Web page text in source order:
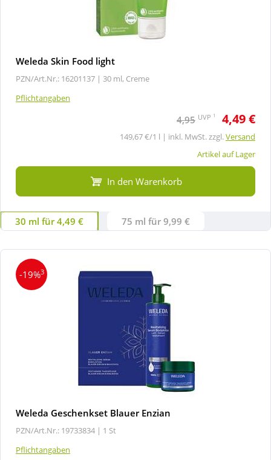
Weleda Skin Food light
PZN/Art.Nr.: 16201137 | 30 ml, Creme
Pflichtangaben
4,95 UVP 1 4,49 €
149,67 €/1 l | inkl. MwSt. zzgl.Versand
Artikel auf Lager
In den Warenkorb
30 ml für 4,49 € 75 ml für 9,99 €
-19%3
Weleda Geschenkset Blauer Enzian
PZN/Art.Nr.: 19733834 | 1 St
Pflichtangaben